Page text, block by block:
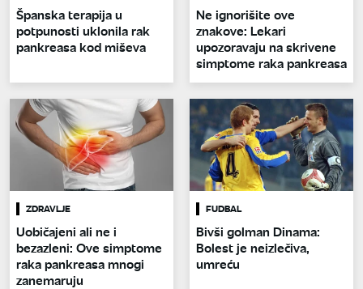
Španska terapija u
potpunosti uklonila rak
pankreasa kod miševa
Ne ignorišite ove
znakove: Lekari
upozoravaju na skrivene
simptome raka pankreasa
ZDRAVLJE
Uobičajeni ali ne i
bezazleni: Ove simptome
raka pankreasa mnogi
zanemaruju
FUDBAL
Bivši golman Dinama:
Bolest je neizlečiva,
umreću